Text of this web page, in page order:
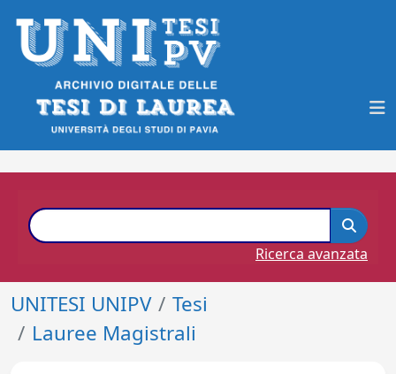
Ricerca avanzata
UNITESI UNIPV
Tesi
Lauree Magistrali